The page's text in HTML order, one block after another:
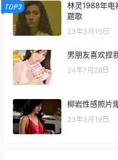
TOP3
林灵1988年电
题歌
23年3月15日
男朋友喜欢捏
24年7月26日
柳岩性感照片
23年3月19日